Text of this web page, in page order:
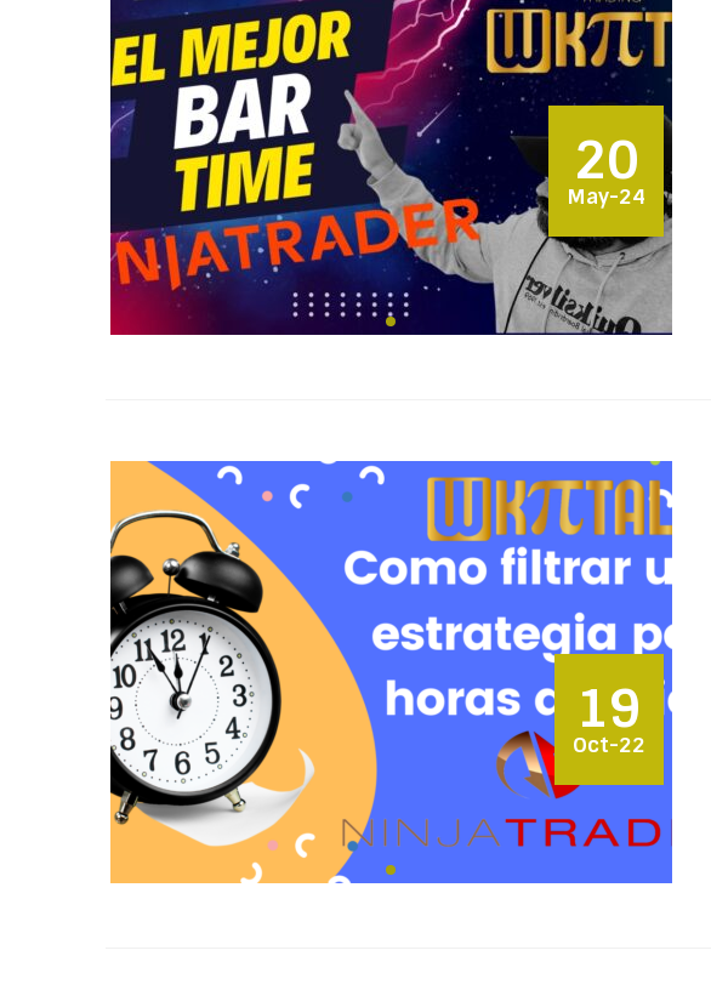
20
May-24
19
Oct-22